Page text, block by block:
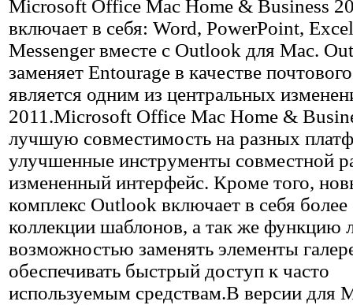
Microsoft Office Mac Home & Business
включает в себя: Word, PowerPoint,
Messenger вместе с Outlook для Mac.
заменяет Entourage в качестве
является одним из центральных
2011.Microsoft Office Mac Home &
лучшую совместимость на разных
улучшенные инструменты совместной
измененный интерфейс. Кроме того,
комплекс Outlook включает в себя
коллекции шаблонов, а так же функцию
возможностью заменять элементы
обеспечивать быстрый доступ к часто
используемым средствам.В версии для